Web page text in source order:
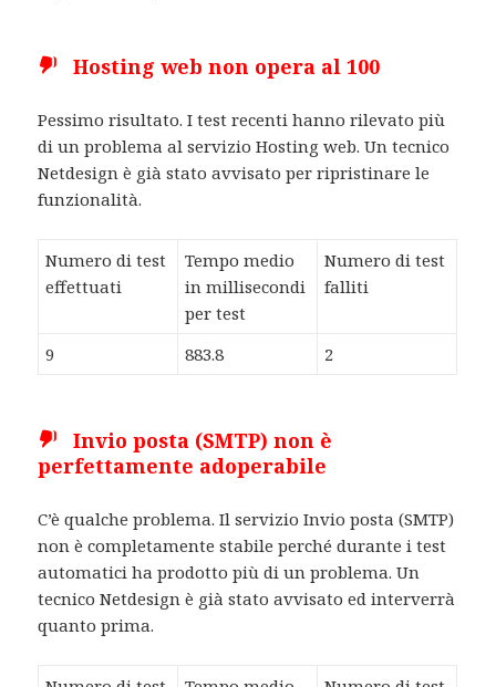
Hosting web non opera al 100
Pessimo risultato. I test recenti hanno rilevato più
di un problema al servizio Hosting web. Un tecnico
Netdesign è già stato avvisato per ripristinare le
funzionalità.
Numero di test
effettuati
Tempo medio
in millisecondi
per test
Numero di test
falliti
9 883.8 2
Invio posta (SMTP) non è
perfettamente adoperabile
C’è qualche problema. Il servizio Invio posta (SMTP)
non è completamente stabile perché durante i test
automatici ha prodotto più di un problema. Un
tecnico Netdesign è già stato avvisato ed interverrà
quanto prima.